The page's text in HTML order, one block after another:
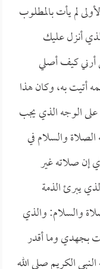
لم يأت بالمطلوب
أنزل عليك
كيف أصلي
أتيت به، وكان هذا
على الوجه الذي يجب
الصلاة والسلام في
إن صلاته غير
يبرئ الذمة
والسلام: والذي
بجهدي وما أقدر
الكريم صلى الله